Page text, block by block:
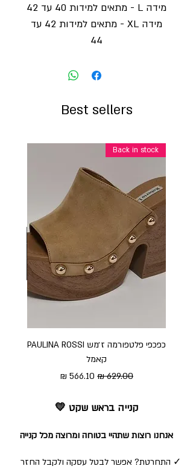
מידה L - מתאים למידות 40 עד 42
מידה XL - מתאים למידות 42 עד
44
Best sellers
Back in stock
כפכפי פלטפורמה ז׳מש PAULINA ROSSI
קאמל
מחיר רגיל מחיר מבצע
קנייה בראש שקט 💛
אנחנו רוצות שתהיי בטוחה ומרוצה מכל קנייה
✓ התחרטת? אפשר לבטל עסקה ולקבל החזר